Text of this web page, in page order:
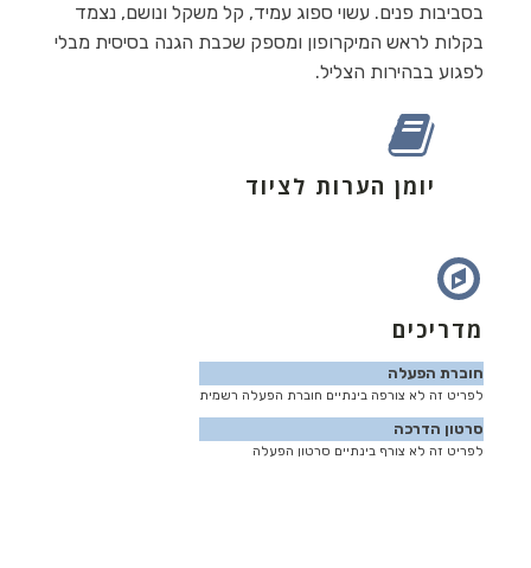
בסביבות פנים. עשוי ספוג עמיד, קל משקל ונושם, נצמד
בקלות לראש המיקרופון ומספק שכבת הגנה בסיסית מבלי
לפגוע בבהירות הצליל.
יומן הערות לציוד
מדריכים
חוברת הפעלה
לפריט זה לא צורפה בינתיים חוברת הפעלה רשמית
סרטון הדרכה
לפריט זה לא צורף בינתיים סרטון הפעלה